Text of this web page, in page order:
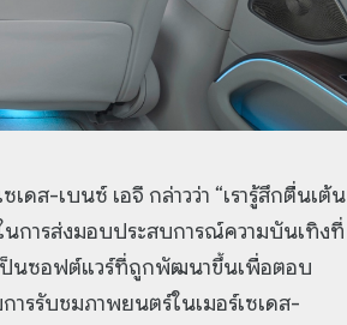
ส-เบนซ์ เอจี กล่าวว่า “เรารู้สึกตื่นเต้น
การส่งมอบประสบการณ์ความบันเทิงที่
เป็นซอฟต์แวร์ที่ถูกพัฒนาขึ้นเพื่อตอบ
ารรับชมภาพยนตร์ในเมอร์เซเดส-